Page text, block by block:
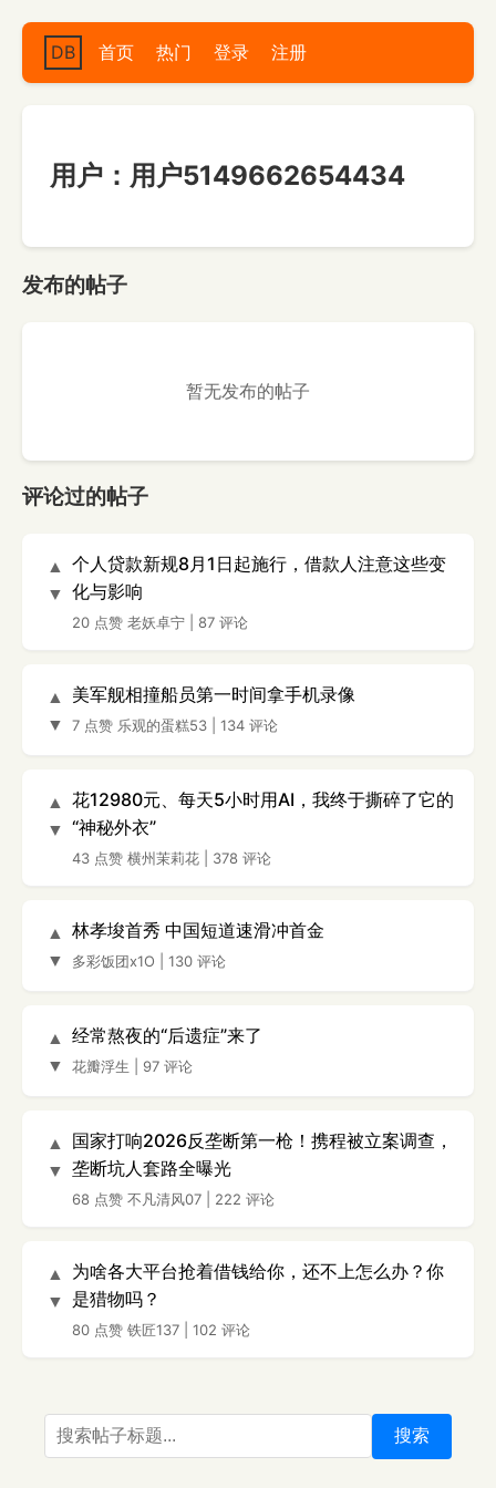
DB 首页 热门 登录 注册
用户：用户5149662654434
发布的帖子
暂无发布的帖子
评论过的帖子
▲
▼
个人贷款新规8月1日起施行，借款人注意这些变
化与影响
20 点赞 老妖卓宁 87 评论
▲
▼
美军舰相撞船员第一时间拿手机录像
7 点赞 乐观的蛋糕53 134 评论
▲
▼
花12980元、每天5小时用AI，我终于撕碎了它的
“神秘外衣”
43 点赞 横州茉莉花 378 评论
▲
▼
林孝埈首秀 中国短道速滑冲首金
多彩饭团x1O 130 评论
▲
▼
经常熬夜的“后遗症”来了
花瓣浮生 97 评论
▲
▼
国家打响2026反垄断第一枪！携程被立案调查，
垄断坑人套路全曝光
68 点赞 不凡清风07 222 评论
▲
▼
为啥各大平台抢着借钱给你，还不上怎么办？你
是猎物吗？
80 点赞 铁匠137 102 评论
搜索